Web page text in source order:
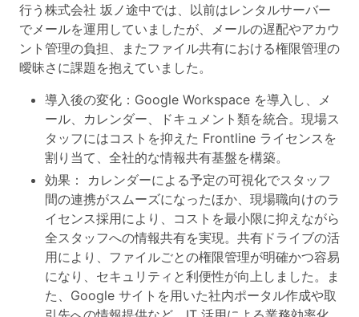
行う株式会社 坂ノ途中では、以前はレンタルサーバー
でメールを運用していましたが、メールの遅配やアカウ
ント管理の負担、またファイル共有における権限管理の
曖昧さに課題を抱えていました。
導入後の変化：Google Workspace を導入し、メ
ール、カレンダー、ドキュメント類を統合。現場ス
タッフにはコストを抑えた Frontline ライセンスを
割り当て、全社的な情報共有基盤を構築。
効果： カレンダーによる予定の可視化でスタッフ
間の連携がスムーズになったほか、現場職向けのラ
イセンス採用により、コストを最小限に抑えながら
全スタッフへの情報共有を実現。共有ドライブの活
用により、ファイルごとの権限管理が明確かつ容易
になり、セキュリティと利便性が向上しました。ま
た、Google サイトを用いた社内ポータル作成や取